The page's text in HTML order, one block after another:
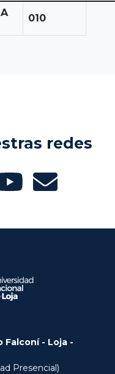
010
redes
Falconí - Loja -
Presencial)